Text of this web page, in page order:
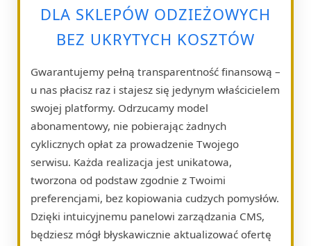
DLA SKLEPÓW ODZIEŻOWYCH
BEZ UKRYTYCH KOSZTÓW
Gwarantujemy pełną transparentność finansową –
u nas płacisz raz i stajesz się jedynym właścicielem
swojej platformy. Odrzucamy model
abonamentowy, nie pobierając żadnych
cyklicznych opłat za prowadzenie Twojego
serwisu. Każda realizacja jest unikatowa,
tworzona od podstaw zgodnie z Twoimi
preferencjami, bez kopiowania cudzych pomysłów.
Dzięki intuicyjnemu panelowi zarządzania CMS,
będziesz mógł błyskawicznie aktualizować ofertę